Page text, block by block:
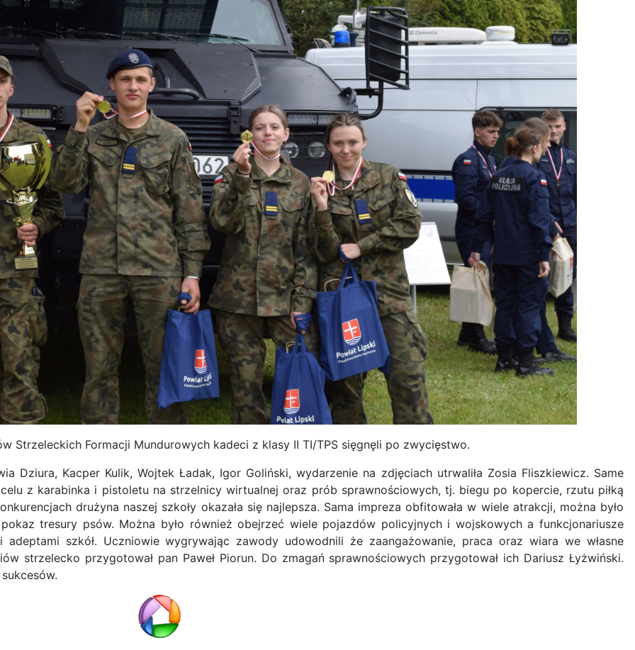
Strzeleckich Formacji Mundurowych kadeci z klasy II TI/TPS sięgnęli po zwycięstwo.
Dziura, Kacper Kulik, Wojtek Ładak, Igor Goliński, wydarzenie na zdjęciach utrwaliła Zosia Fliszkiewicz. Same
z karabinka i pistoletu na strzelnicy wirtualnej oraz prób sprawnościowych, tj. biegu po kopercie, rzutu piłką
drużyna naszej szkoły okazała się najlepsza. Sama impreza obfitowała w wiele atrakcji, można było
tresury psów. Można było również obejrzeć wiele pojazdów policyjnych i wojskowych a funkcjonariusze
szkół. Uczniowie wygrywając zawody udowodnili że zaangażowanie, praca oraz wiara we własne
strzelecko przygotował pan Paweł Piorun. Do zmagań sprawnościowych przygotował ich Dariusz Łyżwiński.